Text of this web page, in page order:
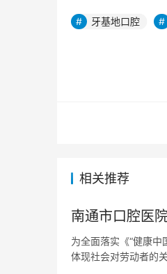
牙基地口腔
相关推荐
南通市口腔医
为全面落实《“健康中
体现社会对劳动者的